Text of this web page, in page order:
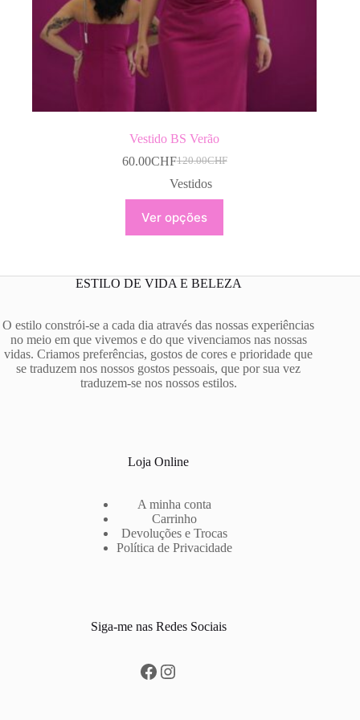
Vestido BS Verão
120.00CHF
O
preço
era:
120.00CHF.
60.00CHFO
preço
60.00CHF.
Vestidos
Ver opções
product
has
The
options
be
chosen
on
the
product
ESTILO DE VIDA E BELEZA
O estilo constrói-se a cada dia através das nossas experiências
no meio em que vivemos e do que vivenciamos nas nossas
vidas. Criamos preferências, gostos de cores e prioridade que
se traduzem nos nossos gostos pessoais, que por sua vez
traduzem-se nos nossos estilos.
Loja Online
A minha conta
Carrinho
Devoluções e Trocas
Política de Privacidade
Siga-me nas Redes Sociais
Facebook
Instagram